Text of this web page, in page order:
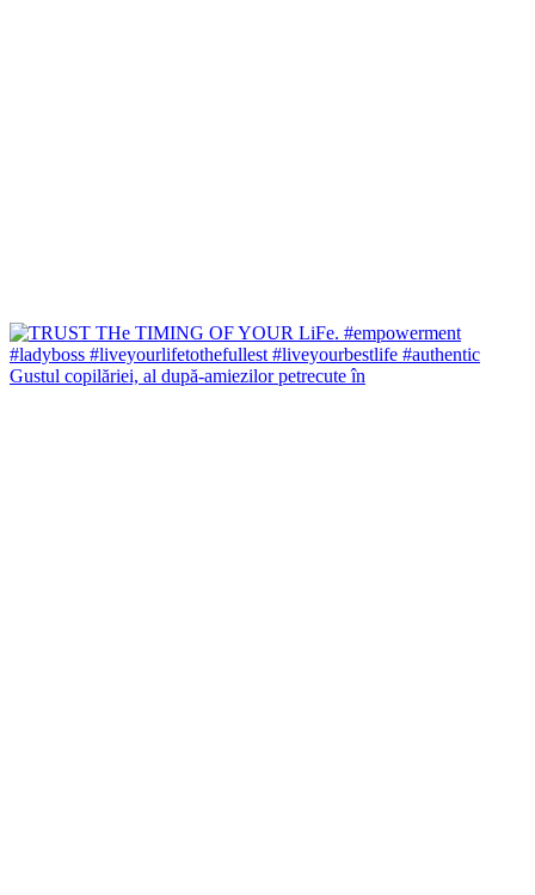
Gustul copilăriei, al după-amiezilor petrecute în